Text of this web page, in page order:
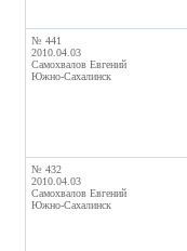
№ 441
2010.04.03
Самохвалов Евгений
Южно-Сахалинск
№ 432
2010.04.03
Самохвалов Евгений
Южно-Сахалинск